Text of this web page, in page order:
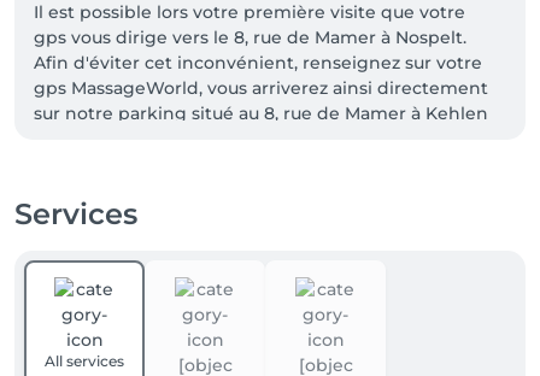
Il est possible lors votre première visite que votre
gps vous dirige vers le 8, rue de Mamer à Nospelt.
Afin d'éviter cet inconvénient, renseignez sur votre
gps MassageWorld, vous arriverez ainsi directement
sur notre parking situé au 8, rue de Mamer à Kehlen
pour notre travail, toute séance annulée moins de 24
Nous vous remercions de votre compréhension
Services
All services